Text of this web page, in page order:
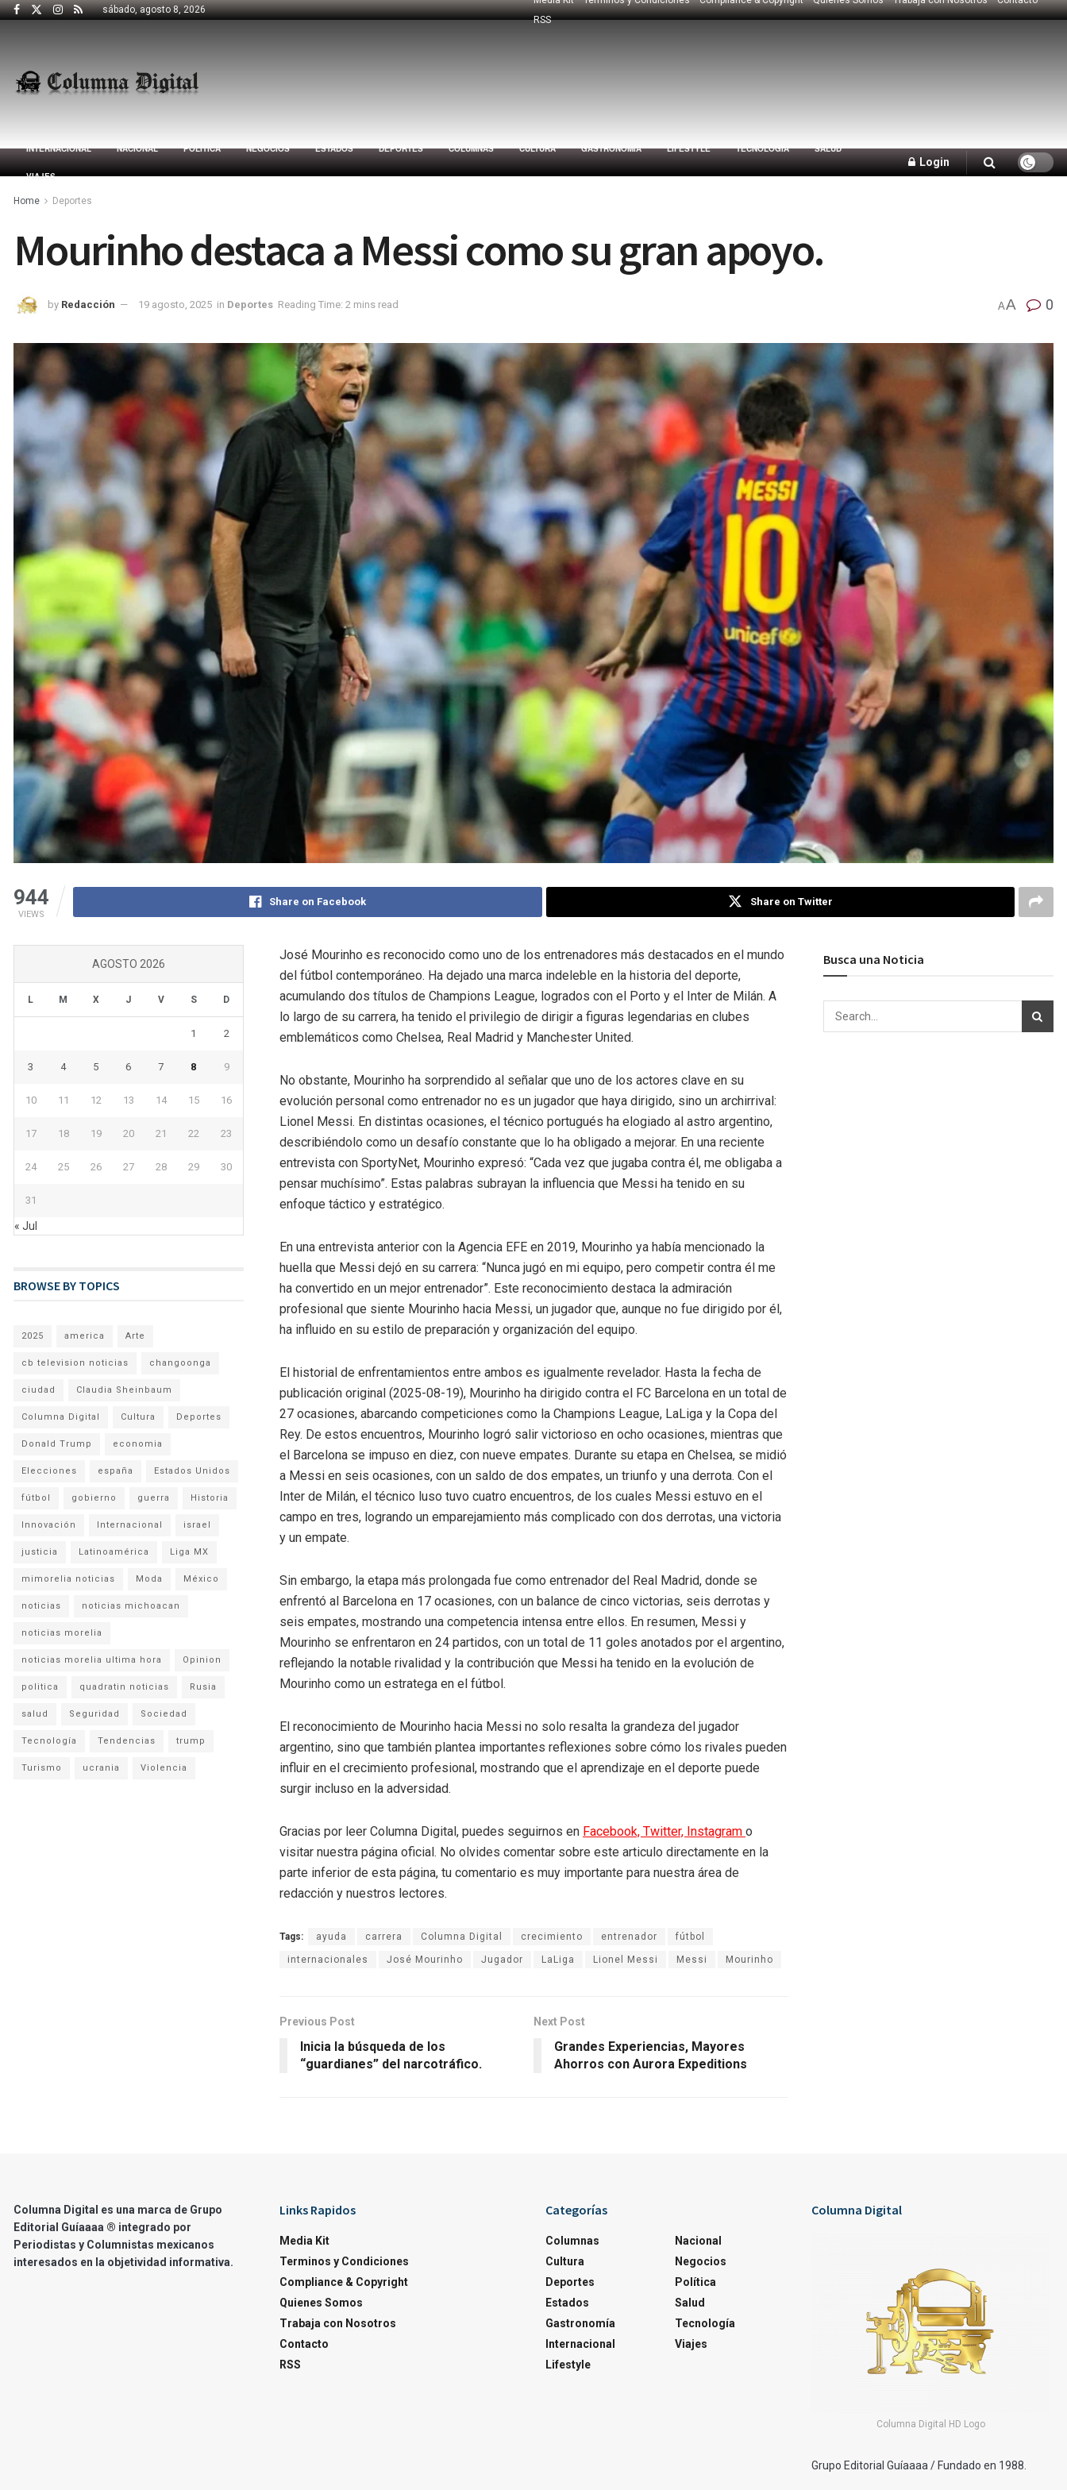
sábado, agosto 8, 2026
RSS
INTERNACIONAL NACIONAL POLÍTICA NEGOCIOS ESTADOS DEPORTES COLUMNAS CULTURA GASTRONOMÍA LIFESTYLE TECNOLOGÍA SALUD
VIAJES
Login
Home Deportes
Mourinho destaca a Messi como su gran apoyo.
by Redacción 19 agosto, 2025 in Deportes Reading Time: 2 mins read AA 0
944
VIEWS
Share on Facebook Share on Twitter
José Mourinho es reconocido como uno de los entrenadores más destacados en el mundo
del fútbol contemporáneo. Ha dejado una marca indeleble en la historia del deporte,
acumulando dos títulos de Champions League, logrados con el Porto y el Inter de Milán. A
lo largo de su carrera, ha tenido el privilegio de dirigir a figuras legendarias en clubes
emblemáticos como Chelsea, Real Madrid y Manchester United.
No obstante, Mourinho ha sorprendido al señalar que uno de los actores clave en su
evolución personal como entrenador no es un jugador que haya dirigido, sino un archirrival:
Lionel Messi. En distintas ocasiones, el técnico portugués ha elogiado al astro argentino,
describiéndolo como un desafío constante que lo ha obligado a mejorar. En una reciente
entrevista con SportyNet, Mourinho expresó: “Cada vez que jugaba contra él, me obligaba a
pensar muchísimo”. Estas palabras subrayan la influencia que Messi ha tenido en su
enfoque táctico y estratégico.
En una entrevista anterior con la Agencia EFE en 2019, Mourinho ya había mencionado la
huella que Messi dejó en su carrera: “Nunca jugó en mi equipo, pero competir contra él me
ha convertido en un mejor entrenador”. Este reconocimiento destaca la admiración
profesional que siente Mourinho hacia Messi, un jugador que, aunque no fue dirigido por él,
ha influido en su estilo de preparación y organización del equipo.
El historial de enfrentamientos entre ambos es igualmente revelador. Hasta la fecha de
publicación original (2025-08-19), Mourinho ha dirigido contra el FC Barcelona en un total de
27 ocasiones, abarcando competiciones como la Champions League, LaLiga y la Copa del
Rey. De estos encuentros, Mourinho logró salir victorioso en ocho ocasiones, mientras que
el Barcelona se impuso en diez, con nueve empates. Durante su etapa en Chelsea, se midió
a Messi en seis ocasiones, con un saldo de dos empates, un triunfo y una derrota. Con el
Inter de Milán, el técnico luso tuvo cuatro encuentros, de los cuales Messi estuvo en el
campo en tres, logrando un emparejamiento más complicado con dos derrotas, una victoria
y un empate.
Sin embargo, la etapa más prolongada fue como entrenador del Real Madrid, donde se
enfrentó al Barcelona en 17 ocasiones, con un balance de cinco victorias, seis derrotas y
seis empates, mostrando una competencia intensa entre ellos. En resumen, Messi y
Mourinho se enfrentaron en 24 partidos, con un total de 11 goles anotados por el argentino,
reflejando la notable rivalidad y la contribución que Messi ha tenido en la evolución de
Mourinho como un estratega en el fútbol.
El reconocimiento de Mourinho hacia Messi no solo resalta la grandeza del jugador
argentino, sino que también plantea importantes reflexiones sobre cómo los rivales pueden
influir en el crecimiento profesional, mostrando que el aprendizaje en el deporte puede
surgir incluso en la adversidad.
Gracias por leer Columna Digital, puedes seguirnos en Facebook, Twitter, Instagram o
visitar nuestra página oficial. No olvides comentar sobre este articulo directamente en la
parte inferior de esta página, tu comentario es muy importante para nuestra área de
redacción y nuestros lectores.
Tags: ayuda carrera Columna Digital crecimiento entrenador fútbol
internacionales José Mourinho Jugador LaLiga Lionel Messi Messi Mourinho
Previous Post
Inicia la búsqueda de los
“guardianes” del narcotráfico.
Next Post
Grandes Experiencias, Mayores
Ahorros con Aurora Expeditions
AGOSTO 2026
L M X J V S D
1 2
3 4 5 6 7 8 9
10 11 12 13 14 15 16
17 18 19 20 21 22 23
24 25 26 27 28 29 30
31
« Jul
BROWSE BY TOPICS
2025 america Arte
cb television noticias changoonga
ciudad Claudia Sheinbaum
Columna Digital Cultura Deportes
Donald Trump economia
Elecciones españa Estados Unidos
fútbol gobierno guerra Historia
Innovación Internacional israel
justicia Latinoamérica Liga MX
mimorelia noticias Moda México
noticias noticias michoacan
noticias morelia
noticias morelia ultima hora Opinion
politica quadratin noticias Rusia
salud Seguridad Sociedad
Tecnología Tendencias trump
Turismo ucrania Violencia
Busca una Noticia
Columna Digital es una marca de Grupo
Editorial Guíaaaa ® integrado por
Periodistas y Columnistas mexicanos
interesados en la objetividad informativa.
Links Rapidos
Media Kit
Terminos y Condiciones
Compliance & Copyright
Quienes Somos
Trabaja con Nosotros
Contacto
RSS
Categorías
Columnas
Cultura
Deportes
Estados
Gastronomía
Internacional
Lifestyle
Nacional
Negocios
Política
Salud
Tecnología
Viajes
Columna Digital
Columna Digital HD Logo
Grupo Editorial Guíaaaa / Fundado en 1988.